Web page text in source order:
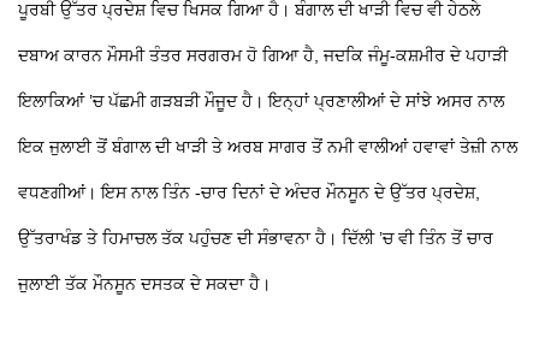
ਪੂਰਬੀ ਉੱਤਰ ਪ੍ਰਦੇਸ਼ ਵਿਚ ਖਿਸਕ ਗਿਆ ਹੈ। ਬੰਗਾਲ ਦੀ ਖਾੜੀ ਵਿਚ ਵੀ ਹੇਠਲੇ
ਦਬਾਅ ਕਾਰਨ ਮੌਸਮੀ ਤੰਤਰ ਸਰਗਰਮ ਹੋ ਗਿਆ ਹੈ, ਜਦਕਿ ਜੰਮੂ-ਕਸ਼ਮੀਰ ਦੇ ਪਹਾੜੀ
ਇਲਾਕਿਆਂ ’ਚ ਪੱਛਮੀ ਗੜਬੜੀ ਮੌਜੂਦ ਹੈ। ਇਨ੍ਹਾਂ ਪ੍ਰਣਾਲੀਆਂ ਦੇ ਸਾਂਝੇ ਅਸਰ ਨਾਲ
ਇਕ ਜੁਲਾਈ ਤੋਂ ਬੰਗਾਲ ਦੀ ਖਾੜੀ ਤੇ ਅਰਬ ਸਾਗਰ ਤੋਂ ਨਮੀ ਵਾਲੀਆਂ ਹਵਾਵਾਂ ਤੇਜ਼ੀ ਨਾਲ
ਵਧਣਗੀਆਂ। ਇਸ ਨਾਲ ਤਿੰਨ -ਚਾਰ ਦਿਨਾਂ ਦੇ ਅੰਦਰ ਮੌਨਸੂਨ ਦੇ ਉੱਤਰ ਪ੍ਰਦੇਸ਼,
ਉੱਤਰਾਖੰਡ ਤੇ ਹਿਮਾਚਲ ਤੱਕ ਪਹੁੰਚਣ ਦੀ ਸੰਭਾਵਨਾ ਹੈ। ਦਿੱਲੀ ’ਚ ਵੀ ਤਿੰਨ ਤੋਂ ਚਾਰ
ਜੁਲਾਈ ਤੱਕ ਮੌਨਸੂਨ ਦਸਤਕ ਦੇ ਸਕਦਾ ਹੈ।